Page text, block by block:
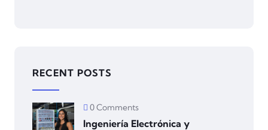
RECENT POSTS
0 Comments
Ingeniería Electrónica y